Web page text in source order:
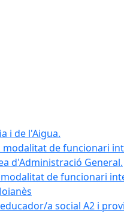
i de l'Aigua.
modalitat de funcionari
d'Administració General.
de funcionari
a social A2 i